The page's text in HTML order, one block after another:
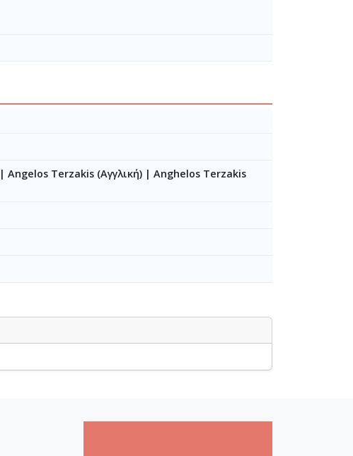
| Angelos Terzakis (Αγγλική) | Anghelos Terzakis